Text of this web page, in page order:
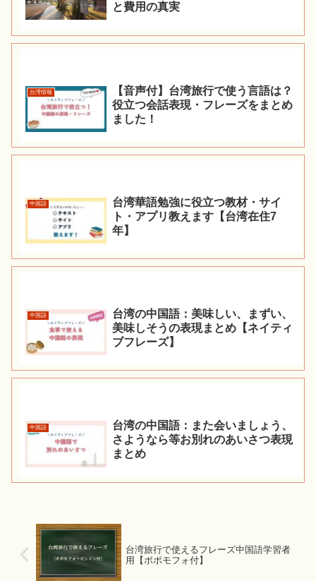
と費用の真実
台湾情報
【音声付】台湾旅行で使う言語は？
役立つ会話表現・フレーズをまとめ
ました！
中国語
台湾華語勉強に役立つ教材・サイ
ト・アプリ教えます【台湾在住7
年】
中国語
台湾の中国語：美味しい、まずい、
美味しそうの表現まとめ【ネイティ
ブフレーズ】
中国語
台湾の中国語：また会いましょう、
さようなら等お別れのあいさつ表現
まとめ
台湾旅行で使えるフレーズ中国語学習者
用【ボポモフォ付】